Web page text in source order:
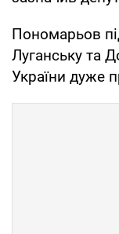
Пономарьов
Луганську та
України дуже